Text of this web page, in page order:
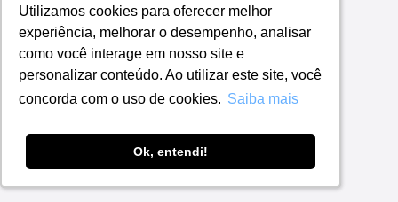
Utilizamos cookies para oferecer melhor
experiência, melhorar o desempenho, analisar
como você interage em nosso site e
personalizar conteúdo. Ao utilizar este site, você
concorda com o uso de cookies. Saiba mais
Ok, entendi!
Utilizamos cookies para oferecer melhor
experiência, melhorar o desempenho, analisar
como você interage em nosso site e
personalizar conteúdo. Ao utilizar este site, você
concorda com o uso de cookies. Saiba mais
Ok, entendi!